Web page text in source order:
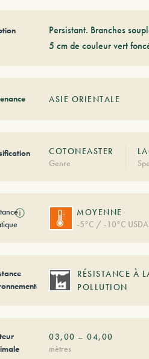
Persistant. Branches
5 cm de couleur vert
ASIE ORIENTALE
COTONEASTER
Genre
ⓘ
MOYENNE
-5°C / -10°C
RÉSISTANCE À
POLLUTION
03,00 –04,00
mètres